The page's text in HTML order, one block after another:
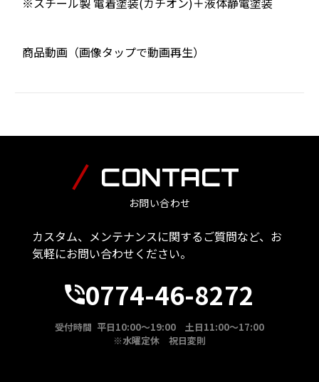
商品動画（画像タップで動画再生）
CONTACT
お問い合わせ
カスタム、メンテナンスに関するご質問など、お
気軽にお問い合わせください。
0774-46-8272
受付時間 平日10:00～19:00 土日11:00～17:00
※水曜定休 祝日変則